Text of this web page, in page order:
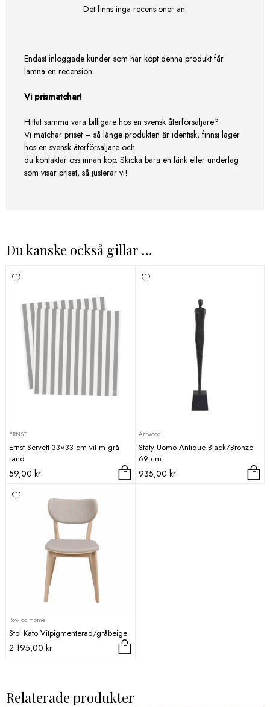
Det finns inga recensioner än.
Endast inloggade kunder som har köpt denna produkt får
lämna en recension.
Vi prismatchar!
Hittat samma vara billigare hos en svensk återförsäljare?
Vi matchar priset – så länge produkten är identisk, finnsi lager
hos en svensk återförsäljare och
du kontaktar oss innan köp. Skicka bara en länk eller underlag
som visar priset, så justerar vi!
Du kanske också gillar …
ERNST
Ernst Servett 33×33 cm vit m grå
rand
59,00 kr
Artwood
Staty Uomo Antique Black/Bronze
69 cm
935,00 kr
Rowico Home
Stol Kato Vitpigmenterad/gråbeige
2 195,00 kr
Relaterade produkter